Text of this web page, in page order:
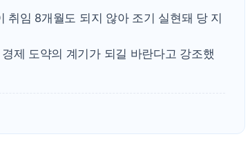
취임 8개월도 되지 않아 조기 실현돼 당 지
제 도약의 계기가 되길 바란다고 강조했